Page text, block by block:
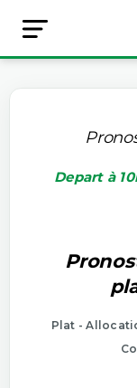
Depart à
Plat -